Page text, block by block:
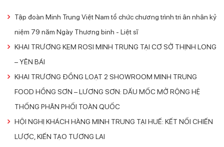
Tập đoàn Minh Trung Việt Nam tổ chức chương trình tri ân nhân kỷ
niệm 79 năm Ngày Thương binh - Liệt sĩ
KHAI TRƯƠNG KEM ROSI MINH TRUNG TẠI CƠ SỞ THỊNH LONG
– YÊN BÁI
KHAI TRƯƠNG ĐỒNG LOẠT 2 SHOWROOM MINH TRUNG
FOOD HỒNG SƠN – LƯƠNG SƠN: DẤU MỐC MỞ RỘNG HỆ
THỐNG PHÂN PHỐI TOÀN QUỐC
HỘI NGHỊ KHÁCH HÀNG MINH TRUNG TẠI HUẾ: KẾT NỐI CHIẾN
LƯỢC, KIẾN TẠO TƯƠNG LAI